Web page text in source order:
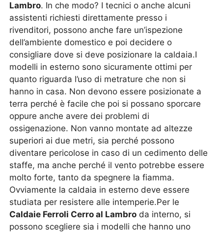
Lambro. In che modo? I tecnici o anche alcuni
assistenti richiesti direttamente presso i
rivenditori, possono anche fare un’ispezione
dell’ambiente domestico e poi decidere o
consigliare dove si deve posizionare la caldaia.I
modelli in esterno sono sicuramente ottimi per
quanto riguarda l’uso di metrature che non si
hanno in casa. Non devono essere posizionate a
terra perché è facile che poi si possano sporcare
oppure anche avere dei problemi di
ossigenazione. Non vanno montate ad altezze
superiori ai due metri, sia perché possono
diventare pericolose in caso di un cedimento delle
staffe, ma anche perché il vento potrebbe essere
molto forte, tanto da spegnere la fiamma.
Ovviamente la caldaia in esterno deve essere
studiata per resistere alle intemperie.Per le
Caldaie Ferroli Cerro al Lambro da interno, si
possono scegliere sia i modelli che hanno uno